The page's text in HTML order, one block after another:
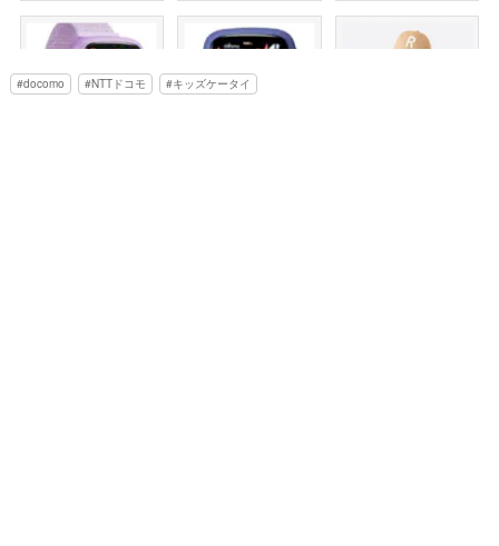
docomo NTTドコモ キッズケータイ